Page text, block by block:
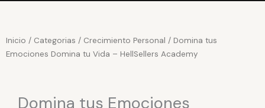
Inicio / Categorias / Crecimiento Personal / Domina tus
Emociones Domina tu Vida – HellSellers Academy
Domina tus Emociones